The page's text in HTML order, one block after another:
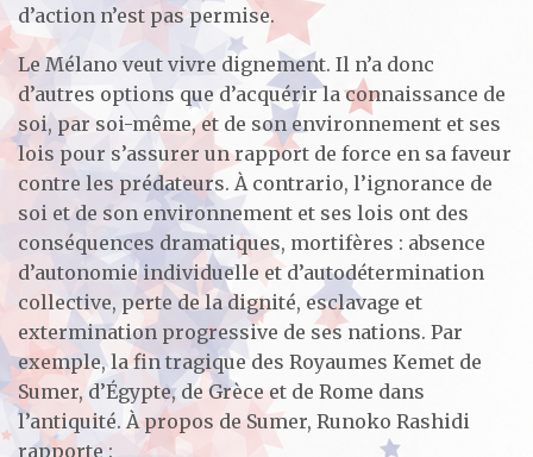
d’action n’est pas permise.
Le Mélano veut vivre dignement. Il n’a donc
d’autres options que d’acquérir la connaissance de
soi, par soi-même, et de son environnement et ses
lois pour s’assurer un rapport de force en sa faveur
contre les prédateurs. À contrario, l’ignorance de
soi et de son environnement et ses lois ont des
conséquences dramatiques, mortifères : absence
d’autonomie individuelle et d’autodétermination
collective, perte de la dignité, esclavage et
extermination progressive de ses nations. Par
exemple, la fin tragique des Royaumes Kemet de
Sumer, d’Égypte, de Grèce et de Rome dans
l’antiquité. À propos de Sumer, Runoko Rashidi
rapporte :